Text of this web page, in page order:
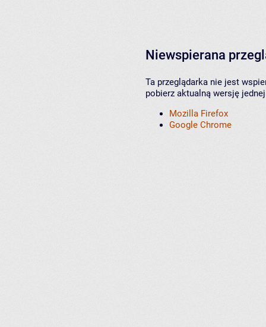
Niewspierana
Ta przeglądarka nie jest
pobierz aktualną wersję
Mozilla Firefox
Google Chrome